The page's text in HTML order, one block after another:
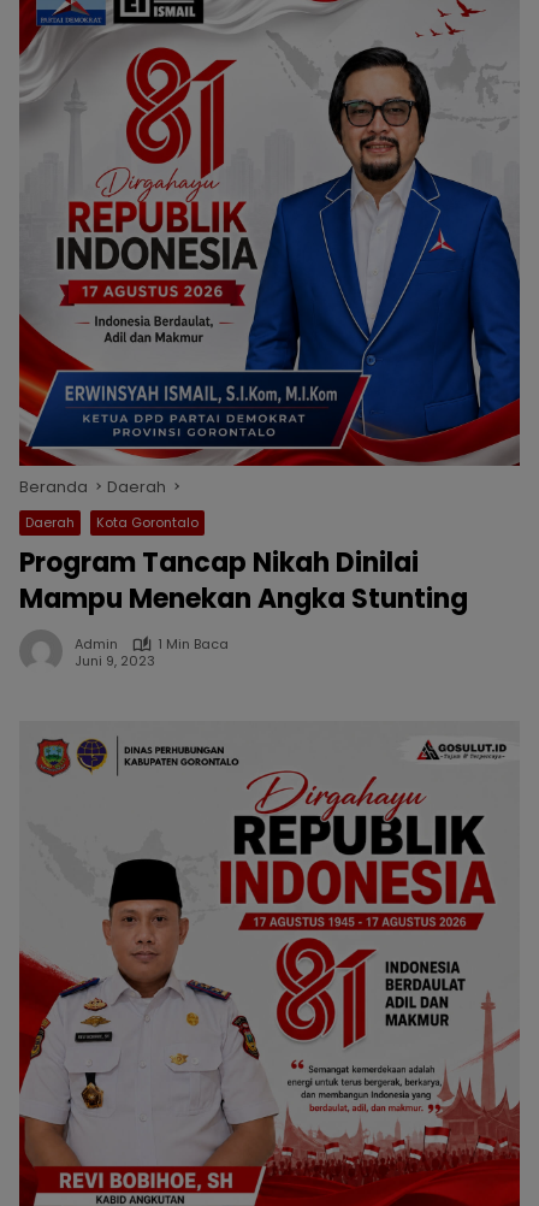
Beranda Daerah
Daerah Kota Gorontalo
Program Tancap Nikah Dinilai
Mampu Menekan Angka Stunting
Admin
1 Min Baca
Juni 9, 2023